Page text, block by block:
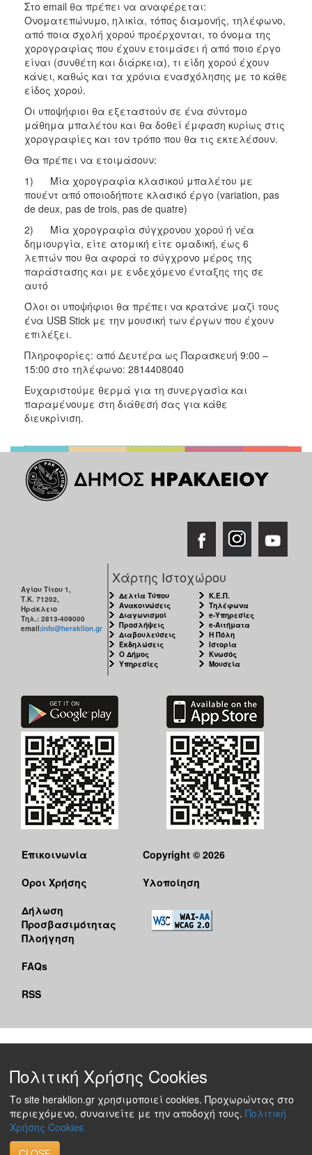
Στο email θα πρέπει να αναφέρεται:
Ονοματεπώνυμο, ηλικία, τόπος διαμονής, τηλέφωνο,
από ποια σχολή χορού προέρχονται, το όνομα της
χορογραφίας που έχουν ετοιμάσει ή από ποιο έργο
είναι (συνθέτη και διάρκεια), τι είδη χορού έχουν
κάνει, καθώς και τα χρόνια ενασχόλησης με το κάθε
είδος χορού.
Οι υποψήφιοι θα εξεταστούν σε ένα σύντομο
μάθημα μπαλέτου και θα δοθεί έμφαση κυρίως στις
χορογραφίες και τον τρόπο που θα τις εκτελέσουν.
Θα πρέπει να ετοιμάσουν:
1) Mία χορογραφία κλασικού μπαλέτου με
πουέντ από οποιοδήποτε κλασικό έργο (variation, pas
de deux, pas de trois, pas de quatre)
2) Μία χορογραφία σύγχρονου χορού ή νέα
δημιουργία, είτε ατομική είτε ομαδική, έως 6
λεπτών που θα αφορά το σύγχρονο μέρος της
παράστασης και με ενδεχόμενο ένταξης της σε
αυτό
Όλοι οι υποψήφιοι θα πρέπει να κρατάνε μαζί τους
ένα USB Stick με την μουσική των έργων που έχουν
επιλέξει.
Πληροφορίες: από Δευτέρα ως Παρασκευή 9:00 –
15:00 στο τηλέφωνο: 2814408040
Ευχαριστούμε θερμά για τη συνεργασία και
παραμένουμε στη διάθεσή σας για κάθε
διευκρίνιση.
Αγίου Τίτου 1,
Τ.Κ. 71202,
Ηράκλειο
Τηλ.: 2813-409000
email:info@heraklion.gr
Χάρτης Ιστοχώρου
Δελτία Τύπου
Ανακοινώσεις
Διαγωνισμοί
Προσλήψεις
Διαβουλεύσεις
Εκδηλώσεις
Ο Δήμος
Υπηρεσίες
Κ.Ε.Π.
Τηλέφωνα
e-Υπηρεσίες
e-Αιτήματα
Η Πόλη
Ιστορία
Κνωσός
Μουσεία
Επικοινωνία
Όροι Χρήσης
Δήλωση
Προσβασιμότητας
Πλοήγηση
FAQs
RSS
Copyright © 2026
Υλοποίηση
Πολιτική Χρήσης Cookies
Το site heraklion.gr χρησιμοποιεί cookies. Προχωρώντας στο
περιεχόμενο, συναινείτε με την αποδοχή τους. Πολιτική
Χρήσης Cookies